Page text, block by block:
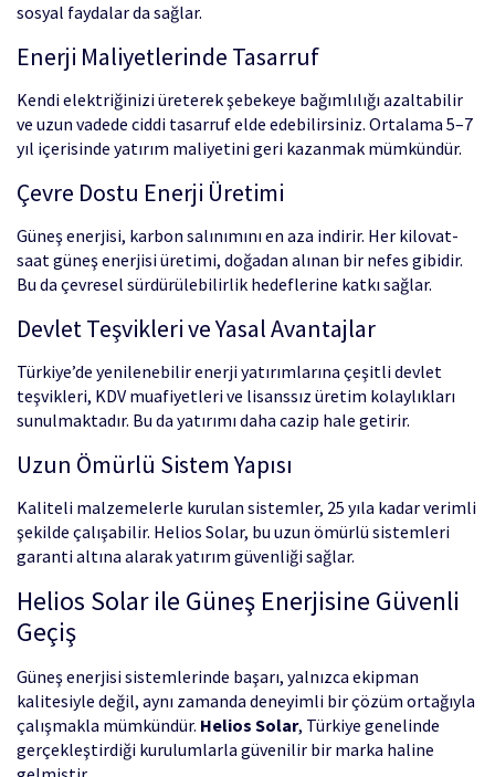
sosyal faydalar da sağlar.
Enerji Maliyetlerinde Tasarruf
Kendi elektriğinizi üreterek şebekeye bağımlılığı azaltabilir
ve uzun vadede ciddi tasarruf elde edebilirsiniz. Ortalama 5–7
yıl içerisinde yatırım maliyetini geri kazanmak mümkündür.
Çevre Dostu Enerji Üretimi
Güneş enerjisi, karbon salınımını en aza indirir. Her kilovat-
saat güneş enerjisi üretimi, doğadan alınan bir nefes gibidir.
Bu da çevresel sürdürülebilirlik hedeflerine katkı sağlar.
Devlet Teşvikleri ve Yasal Avantajlar
Türkiye’de yenilenebilir enerji yatırımlarına çeşitli devlet
teşvikleri, KDV muafiyetleri ve lisanssız üretim kolaylıkları
sunulmaktadır. Bu da yatırımı daha cazip hale getirir.
Uzun Ömürlü Sistem Yapısı
Kaliteli malzemelerle kurulan sistemler, 25 yıla kadar verimli
şekilde çalışabilir. Helios Solar, bu uzun ömürlü sistemleri
garanti altına alarak yatırım güvenliği sağlar.
Helios Solar ile Güneş Enerjisine Güvenli
Geçiş
Güneş enerjisi sistemlerinde başarı, yalnızca ekipman
kalitesiyle değil, aynı zamanda deneyimli bir çözüm ortağıyla
çalışmakla mümkündür. Helios Solar, Türkiye genelinde
gerçekleştirdiği kurulumlarla güvenilir bir marka haline